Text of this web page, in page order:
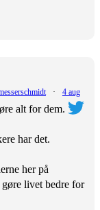
· 4 aug
alt for dem.
har det.
her på
livet bedre for